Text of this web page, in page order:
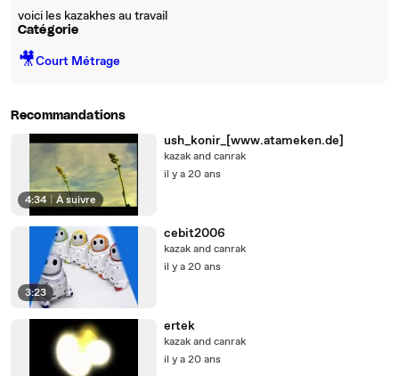
voici les kazakhes au travail
Catégorie
🎥Court Métrage
Recommandations
4:34 À suivre
ush_konir_[www.atameken.de]
kazak and canrak
il y a 20 ans
3:23
cebit2006
kazak and canrak
il y a 20 ans
ertek
kazak and canrak
il y a 20 ans